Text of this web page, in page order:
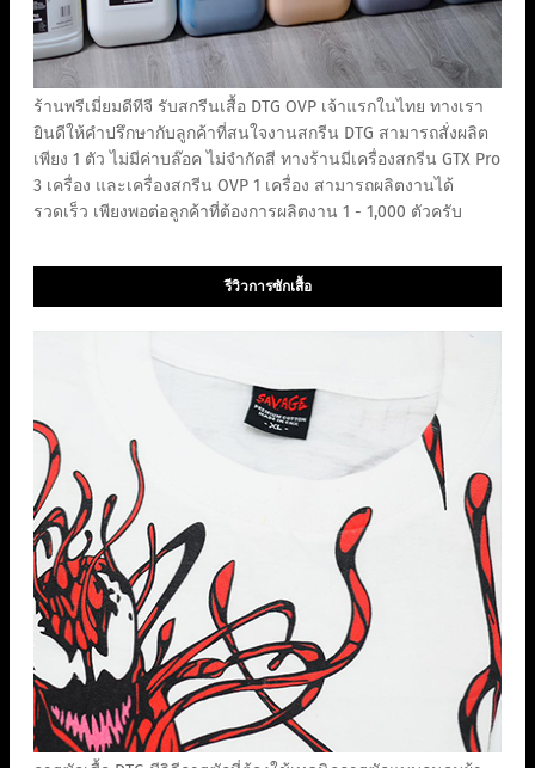
ร้านพรีเมี่ยมดีทีจี รับสกรีนเสื้อ DTG OVP เจ้าแรกในไทย ทางเรา
ยินดีให้คำปรึกษากับลูกค้าที่สนใจงานสกรีน DTG สามารถสั่งผลิต
เพียง 1 ตัว ไม่มีค่าบล๊อค ไม่จำกัดสี ทางร้านมีเครื่องสกรีน GTX Pro
3 เครื่อง และเครื่องสกรีน OVP 1 เครื่อง สามารถผลิตงานได้
รวดเร็ว เพียงพอต่อลูกค้าที่ต้องการผลิตงาน 1 - 1,000 ตัวครับ
รีวิวการซักเสื้อ